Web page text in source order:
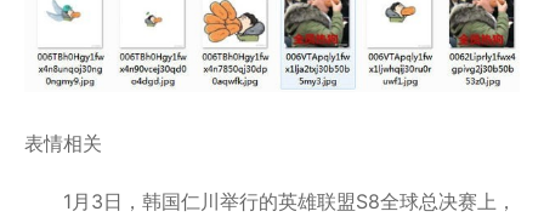
表情相关
1月3日，韩国仁川举行的英雄联盟S8全球总决赛上，